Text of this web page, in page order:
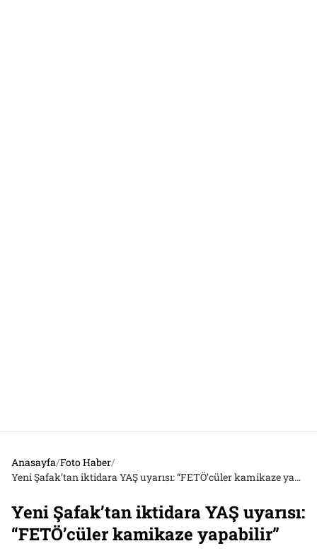
Anasayfa/Foto Haber/
Yeni Şafak’tan iktidara YAŞ uyarısı: “FETÖ’cüler kamikaze yapabilir”
Yeni Şafak’tan iktidara YAŞ uyarısı:
“FETÖ’cüler kamikaze yapabilir”